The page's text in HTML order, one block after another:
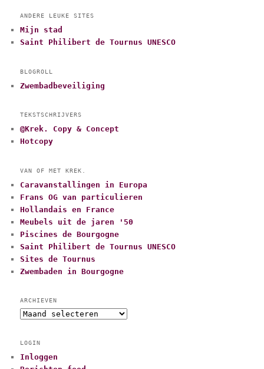
ANDERE LEUKE SITES
Mijn stad
Saint Philibert de Tournus UNESCO
BLOGROLL
Zwembadbeveiliging
TEKSTSCHRIJVERS
@Krek. Copy & Concept
Hotcopy
VAN OF MET KREK.
Caravanstallingen in Europa
Frans OG van particulieren
Hollandais en France
Meubels uit de jaren '50
Piscines de Bourgogne
Saint Philibert de Tournus UNESCO
Sites de Tournus
Zwembaden in Bourgogne
ARCHIEVEN
A
h
i
LOGIN
Inloggen